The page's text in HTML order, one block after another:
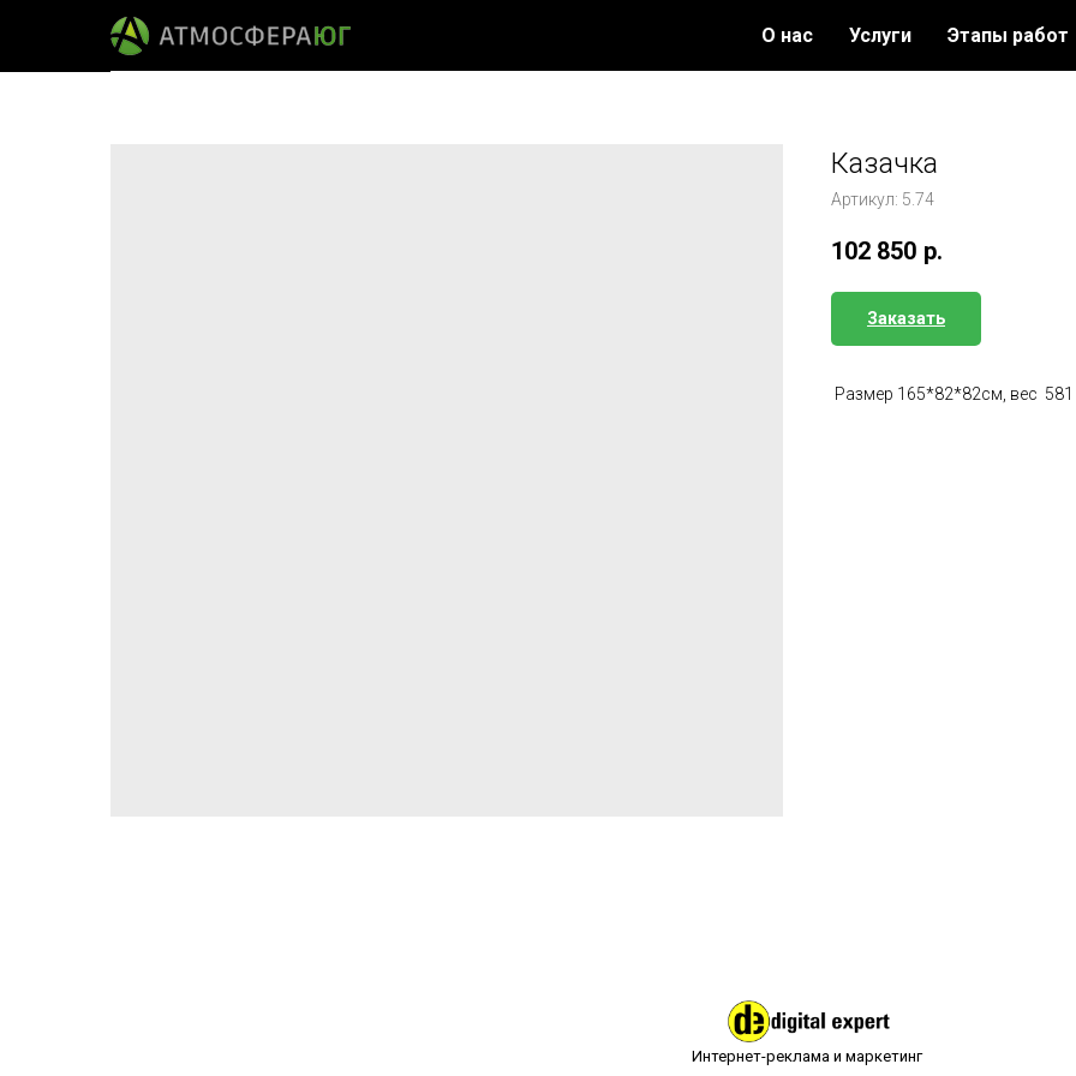
О нас Услуги Этапы работ
Казачка
Артикул: 5.74
102 850 р.
Заказать
Размер 165*82*82см, вес 581
Интернет-реклама и маркетинг